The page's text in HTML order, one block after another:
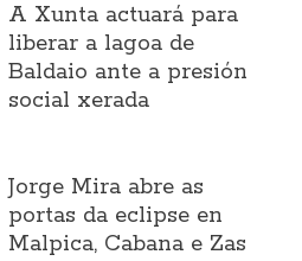
A Xunta actuará para
liberar a lagoa de
Baldaio ante a presión
social xerada
Jorge Mira abre as
portas da eclipse en
Malpica, Cabana e Zas